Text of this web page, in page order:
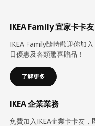
IKEA Family 宜家卡卡友
IKEA Family隨時歡迎你加
日優惠及各類驚喜贈品！
了解更多
IKEA 企業業務
免費加入IKEA企業卡卡友